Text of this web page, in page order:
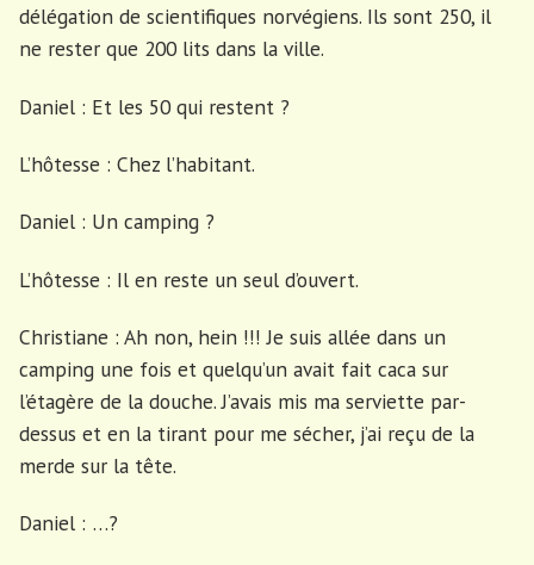
délégation de scientifiques norvégiens. Ils sont 250, il
ne rester que 200 lits dans la ville.
Daniel : Et les 50 qui restent ?
L’hôtesse : Chez l’habitant.
Daniel : Un camping ?
L’hôtesse : Il en reste un seul d’ouvert.
Christiane : Ah non, hein !!! Je suis allée dans un
camping une fois et quelqu’un avait fait caca sur
l’étagère de la douche. J’avais mis ma serviette par-
dessus et en la tirant pour me sécher, j’ai reçu de la
merde sur la tête.
Daniel : …?